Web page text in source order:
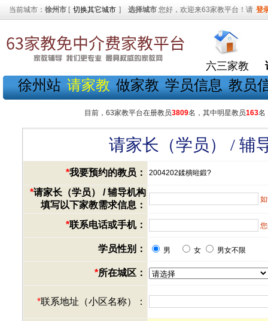
当前城市： 徐州市 [ 切换其它城市 ] 选择城市 您好，欢迎来63家教平台！请 登
六三家教
徐州站 请家教 做家教 学员信息 教员
目前，63家教平台在册教员3809名，其中明星教员163名
请家长（学员） / 辅
*我要预约的教员： 2004202鍒樻暀鍛?
*请家长（学员） / 辅导机构
填写以下家教需求信息：
*联系电话或手机：
学员性别： 男 女 男女不限
*所在城区：
*联系地址（小区名称）：